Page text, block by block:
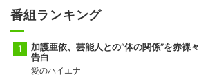
番組ランキング
加護亜依、芸能人との“体の関係”を赤裸々
告白
愛のハイエナ